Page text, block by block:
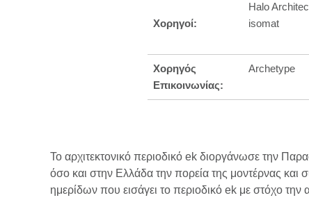
Χορηγοί:
Halo
isomat
Χορηγός
Επικοινωνίας:
Archetype
Το αρχιτεκτονικό περιοδικό ek διοργάνωσε την
όσο και στην Ελλάδα την πορεία της μοντέρνας
ημερίδων που εισάγει το περιοδικό ek με στόχο